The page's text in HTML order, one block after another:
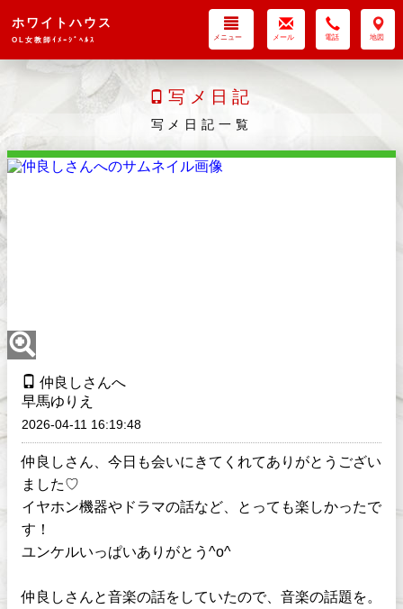
地図
電話
メール
メニュー
ホワイトハウス
OL女教師ｲﾒｰｼﾞﾍﾙｽ
写メ日記
写メ日記一覧
仲良しさんへ
早馬ゆりえ
2026-04-11 16:19:48
仲良しさん、今日も会いにきてくれてありがとうござい
ました♡
イヤホン機器やドラマの話など、とっても楽しかったで
す！
ユンケルいっぱいありがとう^o^
仲良しさんと音楽の話をしていたので、音楽の話題を。